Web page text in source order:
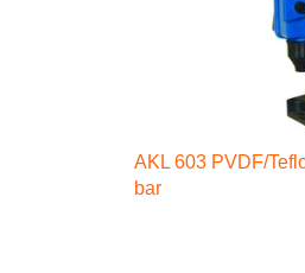
AKL 603 PVDF/
bar